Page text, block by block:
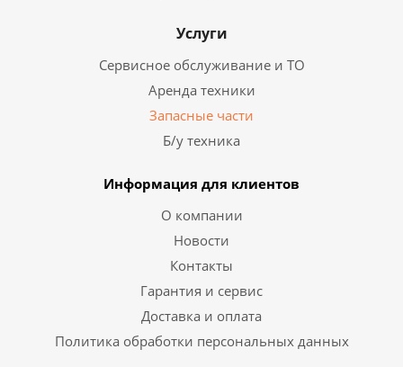
Услуги
Сервисное обслуживание и ТО
Аренда техники
Запасные части
Б/у техника
Информация для клиентов
О компании
Новости
Контакты
Гарантия и сервис
Доставка и оплата
Политика обработки персональных данных